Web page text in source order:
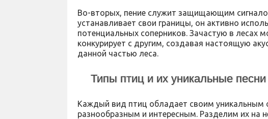
Во-вторых, пение служит защищающим
устанавливает свои границы, он активно
потенциальных соперников. Зачастую в лесах
конкурирует с другим, создавая настоящую
данной частью леса.
Типы птиц и их уникальные песни
Каждый вид птиц обладает своим уникальным
разнообразным и интересным. Разделим их на